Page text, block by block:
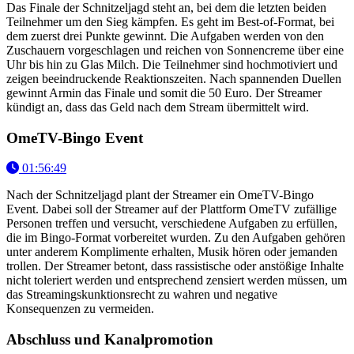
Das Finale der Schnitzeljagd steht an, bei dem die letzten beiden
Teilnehmer um den Sieg kämpfen. Es geht im Best-of-Format, bei
dem zuerst drei Punkte gewinnt. Die Aufgaben werden von den
Zuschauern vorgeschlagen und reichen von Sonnencreme über eine
Uhr bis hin zu Glas Milch. Die Teilnehmer sind hochmotiviert und
zeigen beeindruckende Reaktionszeiten. Nach spannenden Duellen
gewinnt Armin das Finale und somit die 50 Euro. Der Streamer
kündigt an, dass das Geld nach dem Stream übermittelt wird.
OmeTV-Bingo Event
01:56:49
Nach der Schnitzeljagd plant der Streamer ein OmeTV-Bingo
Event. Dabei soll der Streamer auf der Plattform OmeTV zufällige
Personen treffen und versucht, verschiedene Aufgaben zu erfüllen,
die im Bingo-Format vorbereitet wurden. Zu den Aufgaben gehören
unter anderem Komplimente erhalten, Musik hören oder jemanden
trollen. Der Streamer betont, dass rassistische oder anstößige Inhalte
nicht toleriert werden und entsprechend zensiert werden müssen, um
das Streamingskunktionsrecht zu wahren und negative
Konsequenzen zu vermeiden.
Abschluss und Kanalpromotion